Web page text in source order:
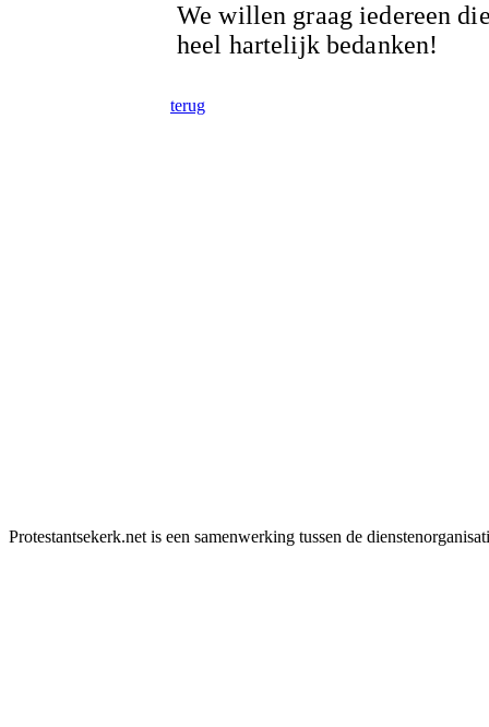
We willen graag iedereen
heel hartelijk bedanken!
terug
Protestantsekerk.net is een samenwerking tussen de